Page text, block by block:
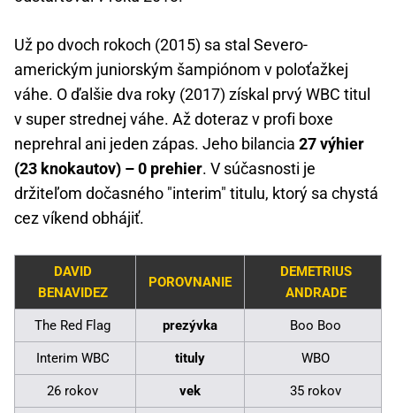
Už po dvoch rokoch (2015) sa stal Severo-
americkým juniorským šampiónom v poloťažkej
váhe. O ďalšie dva roky (2017) získal prvý WBC titul
v super strednej váhe. Až doteraz v profi boxe
neprehral ani jeden zápas. Jeho bilancia 27 výhier
(23 knokautov) – 0 prehier. V súčasnosti je
držiteľom dočasného "interim" titulu, ktorý sa chystá
cez víkend obhájiť.
DAVID
BENAVIDEZ
POROVNANIE
DEMETRIUS
ANDRADE
The Red Flag prezývka Boo Boo
Interim WBC tituly WBO
26 rokov vek 35 rokov